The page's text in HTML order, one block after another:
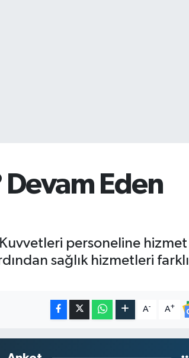
Devam Eden
Kuvvetleri personeline hizmet
sağlık hizmetleri farklı
A- A+